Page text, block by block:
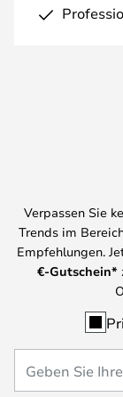
Verpassen Sie
Trends im
Empfehlungen.
€-Gutschein*